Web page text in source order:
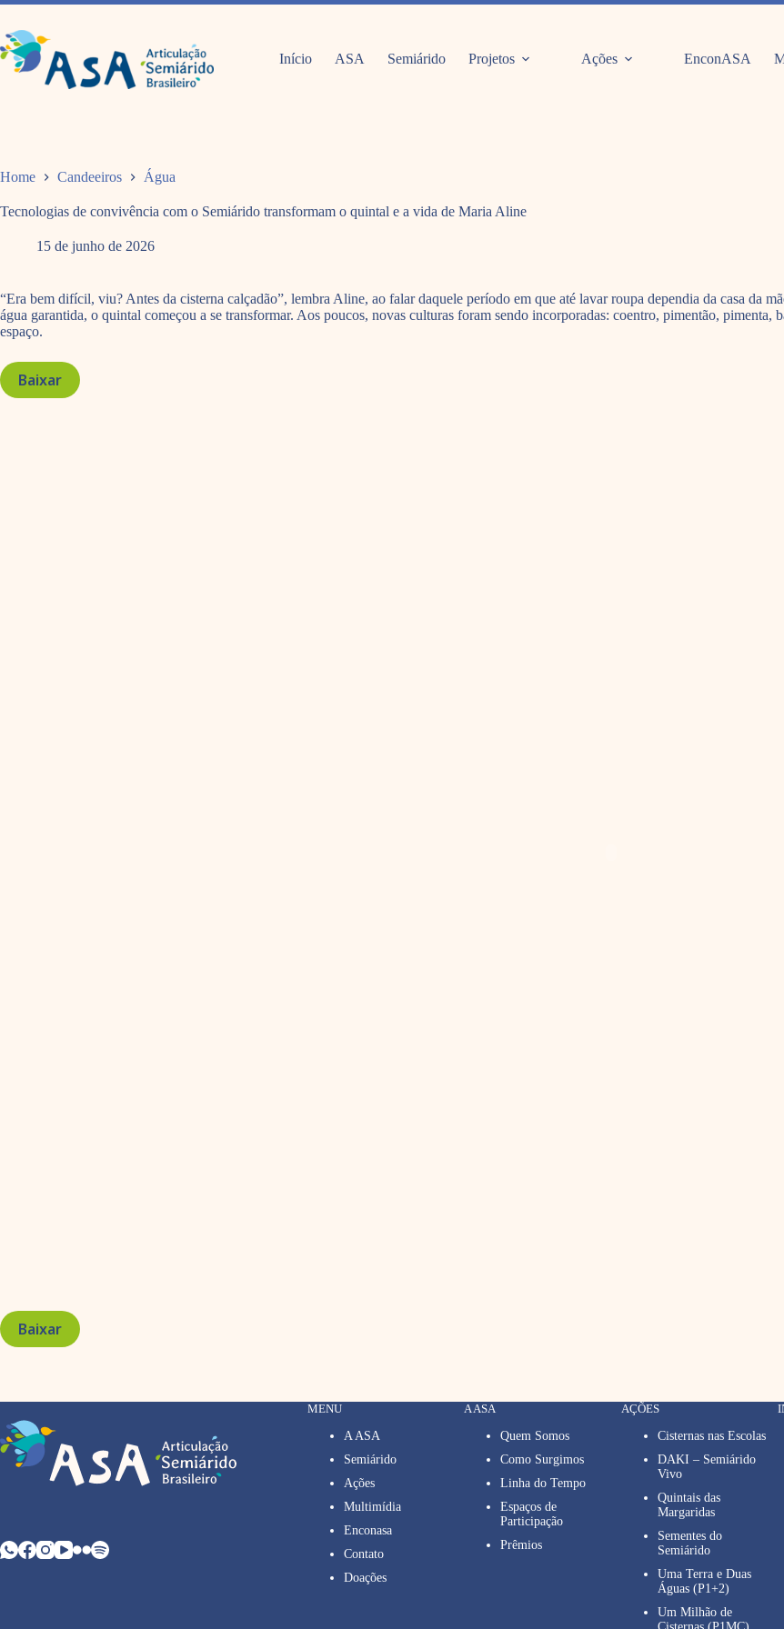
Pular
o
conteúdo
Início ASA Semiárido Projetos Ações EnconASA
Home Candeeiros Água
Tecnologias de convivência com o Semiárido transformam o quintal e a vida de Maria Aline
15 de junho de 2026
“Era bem difícil, viu? Antes da cisterna calçadão”, lembra Aline, ao falar daquele período em que até lavar roupa dependia da casa da
água garantida, o quintal começou a se transformar. Aos poucos, novas culturas foram sendo incorporadas: coentro, pimentão, pimenta,
espaço.
Baixar
Baixar
MENU
A ASA
Semiárido
Ações
Multimídia
Enconasa
Contato
Doações
A ASA
Quem Somos
Como Surgimos
Linha do Tempo
Espaços de
Participação
Prêmios
AÇÕES
Cisternas nas Escolas
DAKI – Semiárido
Vivo
Quintais das
Margaridas
Sementes do
Semiárido
Uma Terra e Duas
Águas (P1+2)
Um Milhão de